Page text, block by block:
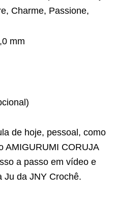
Charme, Passione,
mm
de hoje, pessoal, como
AMIGURUMI CORUJA
a passo em vídeo e
Ju da JNY Crochê.